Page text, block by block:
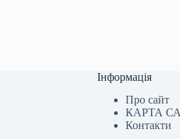
Інформація
Про сайт
КАРТА
Контакти